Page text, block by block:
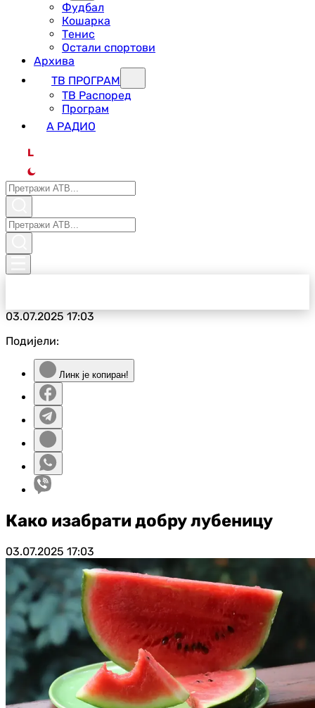
Фудбал
Кошарка
Тенис
Остали спортови
Архива
ТВ ПРОГРАМ
ТВ Распоред
Програм
А РАДИО
L
03.07.202517:03
Подијели:
Линк је копиран!
Како изабрати добру лубеницу
03.07.2025 17:03